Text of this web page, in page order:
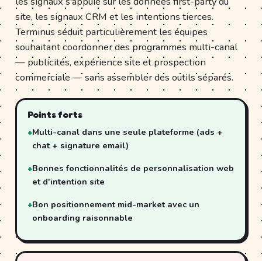
site, les signaux CRM et les intentions tierces.
Terminus séduit particulièrement les équipes
souhaitant coordonner des programmes multi-canal
— publicités, expérience site et prospection
commerciale — sans assembler des outils séparés.
Points forts
Multi-canal dans une seule plateforme (ads +
chat + signature email)
Bonnes fonctionnalités de personnalisation web
et d'intention site
Bon positionnement mid-market avec un
onboarding raisonnable